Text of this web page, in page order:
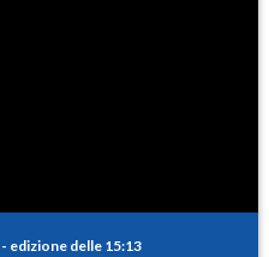
- edizione delle 15:13